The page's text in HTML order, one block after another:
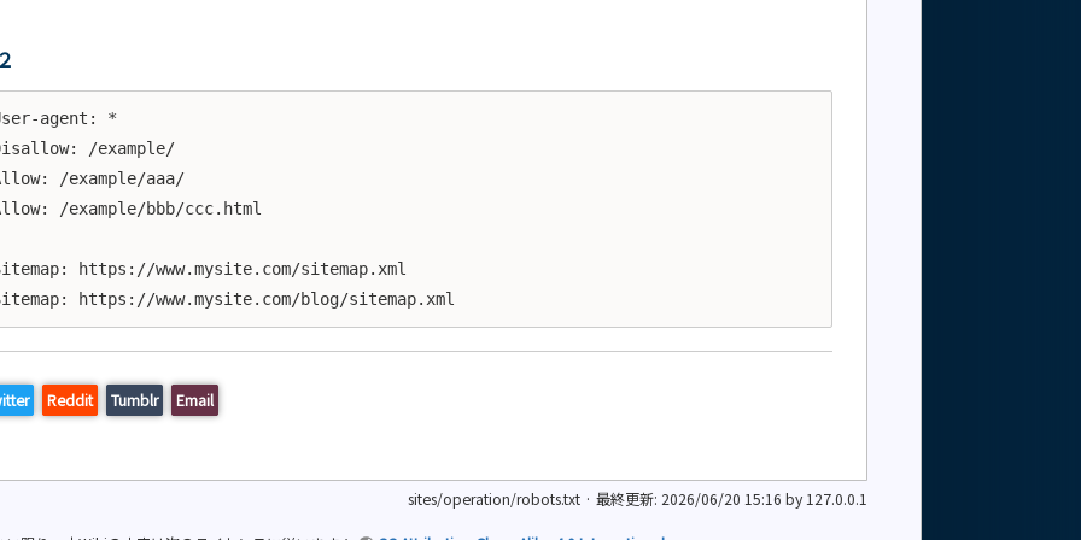
agent: *
/example/
/example/aaa/
/example/bbb/ccc.html
https://www.mysite.com/sitemap.xml
https://www.mysite.com/blog/sitemap.xml
Reddit Tumblr Email
sites/operation/robots.txt · 最終更新: 2026/06/20 15:16 by127.0.0.1